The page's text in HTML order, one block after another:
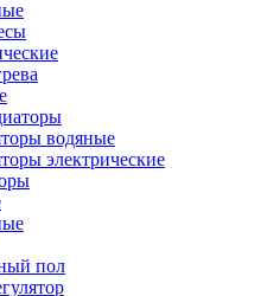
водяные
электрические
пол